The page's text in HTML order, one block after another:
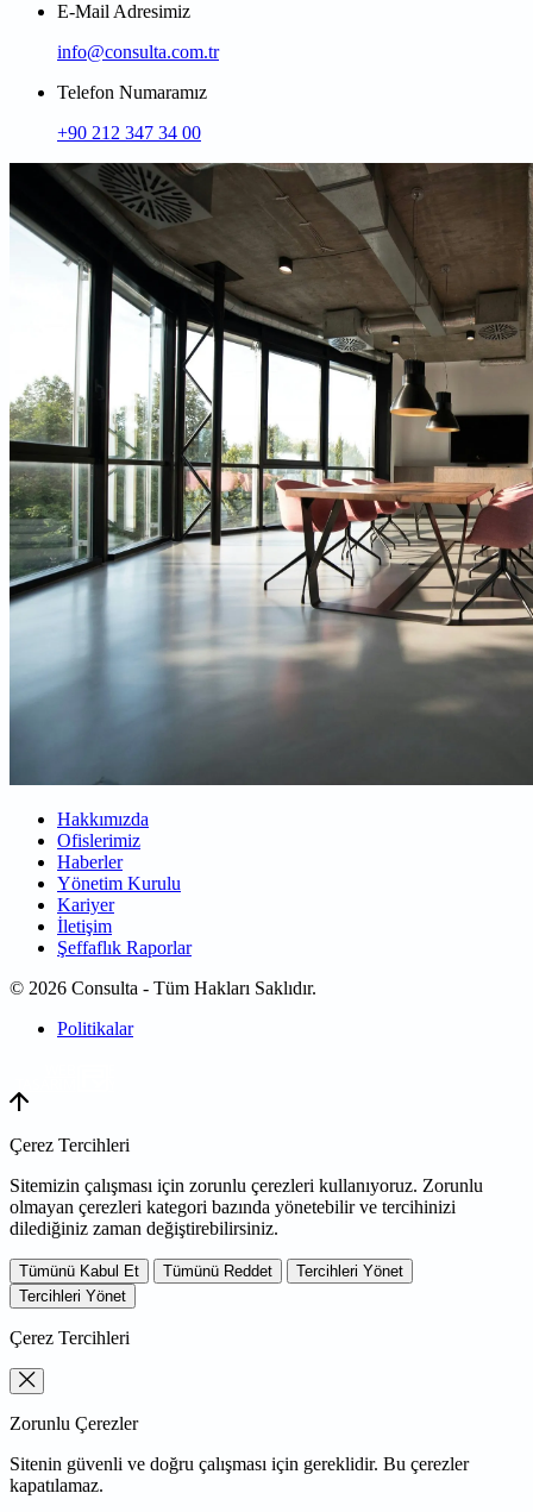
E-Mail Adresimiz
info@consulta.com.tr
Telefon Numaramız
+90 212 347 34 00
Hakkımızda
Ofislerimiz
Haberler
Yönetim Kurulu
Kariyer
İletişim
Şeffaflık Raporlar
© 2026 Consulta - Tüm Hakları Saklıdır.
Politikalar
Çerez Tercihleri
Sitemizin çalışması için zorunlu çerezleri kullanıyoruz. Zorunlu
olmayan çerezleri kategori bazında yönetebilir ve tercihinizi
dilediğiniz zaman değiştirebilirsiniz.
Tümünü Kabul Et Tümünü Reddet
Tercihleri Yönet
Tercihleri Yönet
Çerez Tercihleri
Zorunlu Çerezler
Sitenin güvenli ve doğru çalışması için gereklidir. Bu çerezler
kapatılamaz.